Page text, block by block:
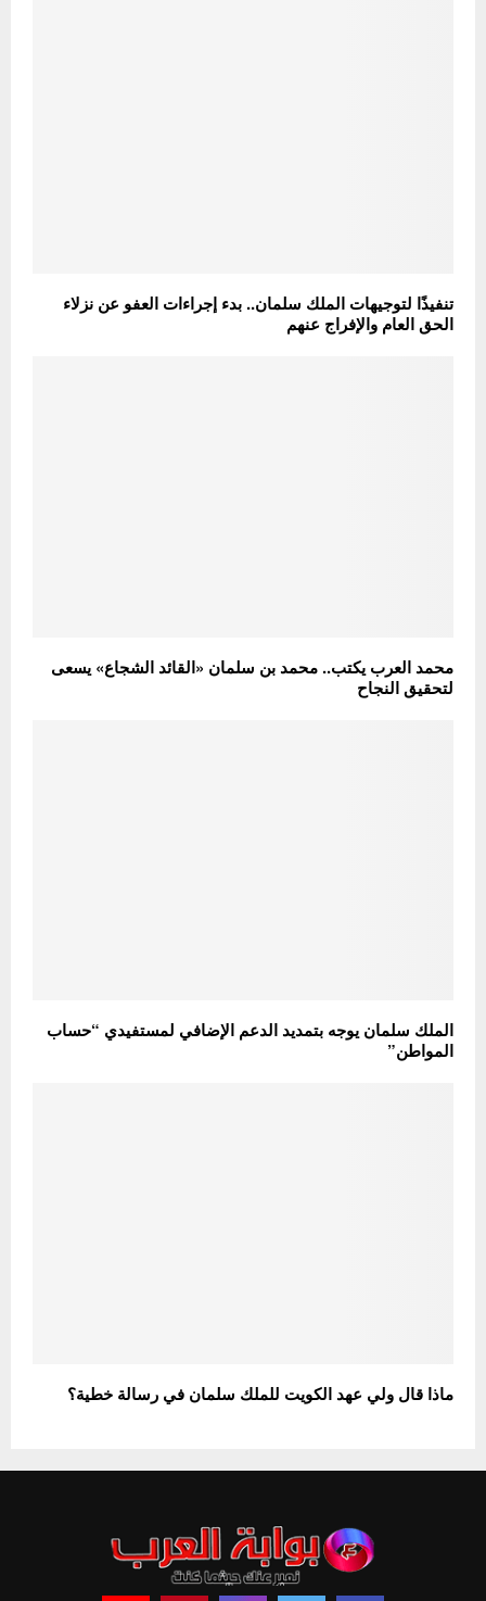
تنفيذًا لتوجيهات الملك سلمان.. بدء إجراءات العفو عن نزلاء
الحق العام والإفراج عنهم
محمد العرب يكتب.. محمد بن سلمان «القائد الشجاع» يسعى
لتحقيق النجاح
الملك سلمان يوجه بتمديد الدعم الإضافي لمستفيدي “حساب
المواطن”
ماذا قال ولي عهد الكويت للملك سلمان في رسالة خطية؟